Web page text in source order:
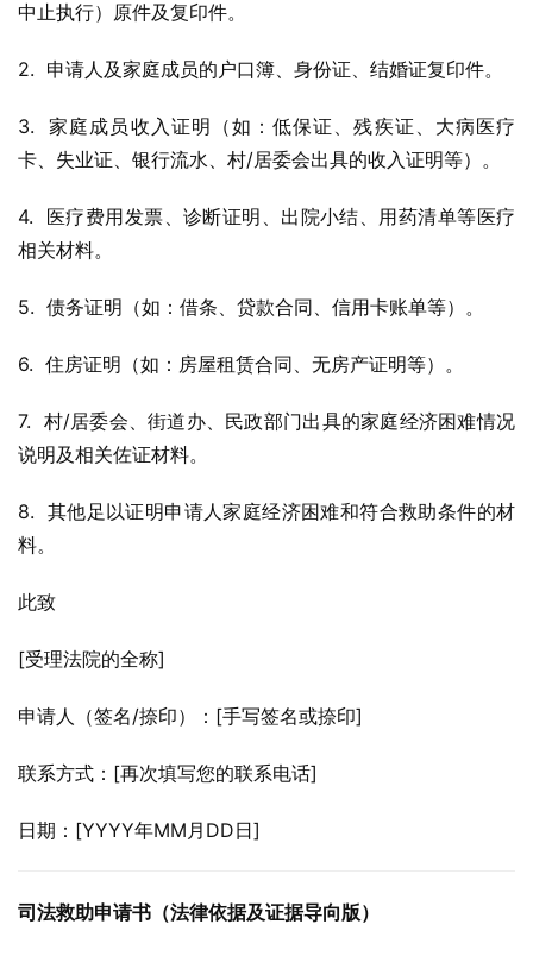
中止执行）原件及复印件。
2.  申请人及家庭成员的户口簿、身份证、结婚证复印件。
3.  家庭成员收入证明（如：低保证、残疾证、大病医疗
卡、失业证、银行流水、村/居委会出具的收入证明等）。
4.  医疗费用发票、诊断证明、出院小结、用药清单等医疗
相关材料。
5.  债务证明（如：借条、贷款合同、信用卡账单等）。
6.  住房证明（如：房屋租赁合同、无房产证明等）。
7.  村/居委会、街道办、民政部门出具的家庭经济困难情况
说明及相关佐证材料。
8.  其他足以证明申请人家庭经济困难和符合救助条件的材
料。
此致
[受理法院的全称]
申请人（签名/捺印）：[手写签名或捺印]
联系方式：[再次填写您的联系电话]
日期：[YYYY年MM月DD日]
司法救助申请书（法律依据及证据导向版）